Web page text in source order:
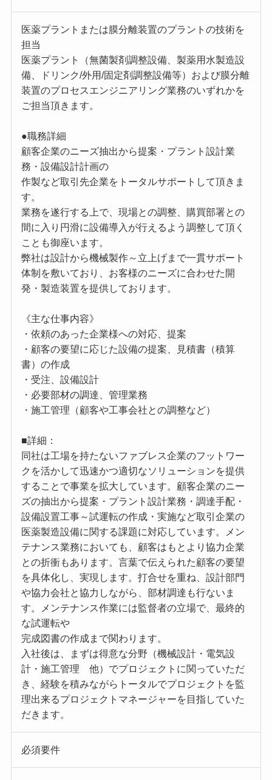
医薬プラントまたは膜分離装置のプラントの技術を
担当
医薬プラント（無菌製剤調整設備、製薬用水製造設
備、ドリンク/外用/固定剤調整設備等）および膜分離
装置のプロセスエンジニアリング業務のいずれかを
ご担当頂きます。
●職務詳細
顧客企業のニーズ抽出から提案・プラント設計業
務・設備設計計画の
作製など取引先企業をトータルサポートして頂きま
す。
業務を遂行する上で、現場との調整、購買部署との
間に入り円滑に設備導入が行えるよう調整して頂く
ことも御座います。
弊社は設計から機械製作～立上げまで⼀貫サポート
体制を敷いており、お客様のニーズに合わせた開
発・製造装置を提供しております。
《主な仕事内容》
・依頼のあった企業様への対応、提案
・顧客の要望に応じた設備の提案、⾒積書（積算
書）の作成
・受注、設備設計
・必要部材の調達、管理業務
・施工管理（顧客や工事会社との調整など）
■詳細：
同社は工場を持たないファブレス企業のフットワー
クを活かして迅速かつ適切なソリューションを提供
することで事業を拡大しています。顧客企業のニー
ズの抽出から提案・プラント設計業務・調達手配・
設備設置工事～試運転の作成・実施など取引企業の
医薬製造設備に関する課題に対応しています。メン
テナンス業務においても、顧客はもとより協力企業
との折衝もあります。言葉で伝えられた顧客の要望
を具体化し、実現します。打合せを重ね、設計部門
や協力会社と協力しながら、部材調達も行ないま
す。メンテナンス作業には監督者の立場で、最終的
な試運転や
完成図書の作成まで関わります。
入社後は、まずは得意な分野（機械設計・電気設
計・施工管理 他）でプロジェクトに関っていただ
き、経験を積みながらトータルでプロジェクトを監
理出来るプロジェクトマネージャーを目指していた
だきます。
必須要件